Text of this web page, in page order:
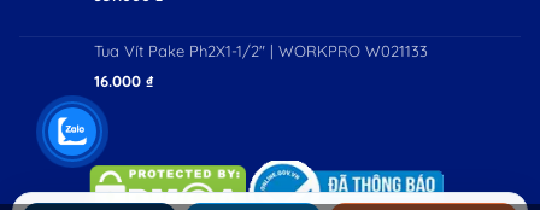
Tua Vít Pake Ph2X1-1/2″ | WORKPRO W021133
16.000 ₫